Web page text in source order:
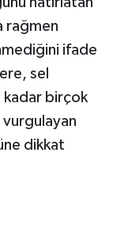
rağmen
ifade
sel
kadar birçok
vurgulayan
dikkat